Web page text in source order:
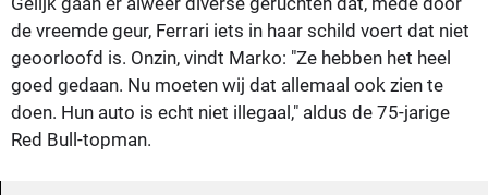
de vreemde geur, Ferrari iets in haar schild voert dat niet
geoorloofd is. Onzin, vindt Marko: "Ze hebben het heel
goed gedaan. Nu moeten wij dat allemaal ook zien te
doen. Hun auto is echt niet illegaal," aldus de 75-jarige
Red Bull-topman.